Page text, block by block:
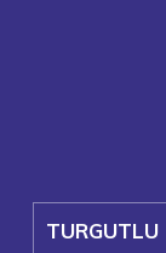
TURGUTLU